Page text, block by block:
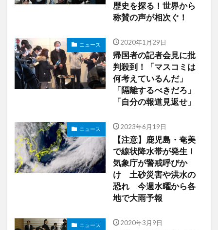
歴史を探る！世界から
称賛の声が相次ぐ！
ニュース 2020年1月29日
帰国者の記者会見に批
判殺到！「マスコミは
何考えているんだ」
「隔離するべきだろ」
「自分の報道見返せ」
ニュース 2023年6月19日
【注意】鹿児島・奄美
で線状降水帯が発生！
気象庁が警戒呼びか
け 土砂災害や洪水の
恐れ 今週水曜から各
地で大雨予報
ニュース 2020年3月9日